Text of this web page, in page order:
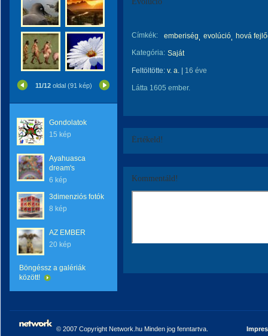
11/12oldal (91 kép)
Gondolatok
15 kép
Ayahuasca
dream's
6 kép
3dimenziós fotók
8 kép
AZ EMBER
20 kép
Böngéssz a galériák
között!
Címkék: emberiség evolúció
hová
Kategória: Saját
Feltöltötte: v. a. 16 éve
Látta 1605 ember.
Értékeld!
Kommentáld!
© 2007 Copyright Network.hu Minden jog fenntartva.